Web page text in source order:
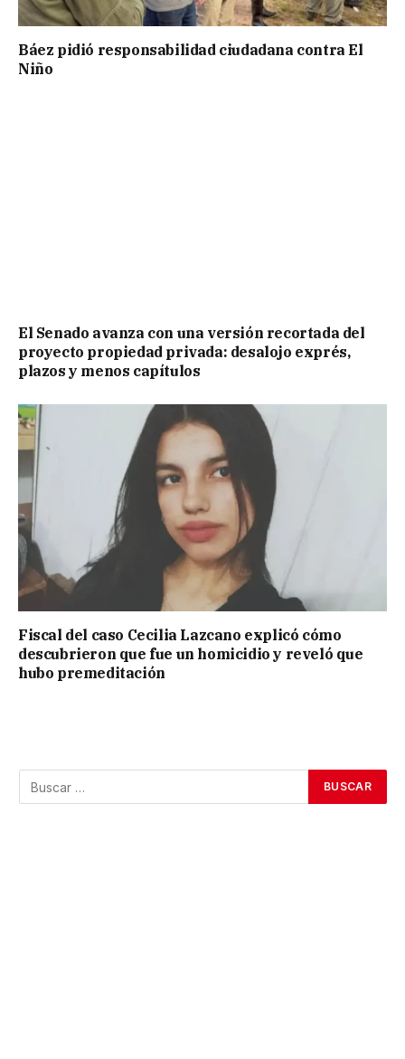
Báez pidió responsabilidad ciudadana contra El
Niño
El Senado avanza con una versión recortada del
proyecto propiedad privada: desalojo exprés,
plazos y menos capítulos
Fiscal del caso Cecilia Lazcano explicó cómo
descubrieron que fue un homicidio y reveló que
hubo premeditación